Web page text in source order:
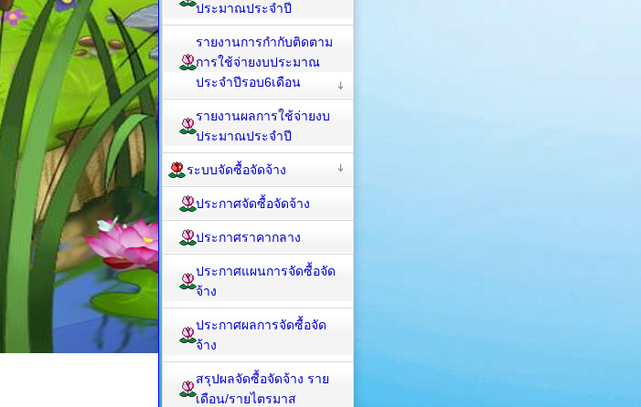
ประมาณประจำปี
รายงานการกำกับติดตาม
การใช้จ่ายงบประมาณ
ประจำปีรอบ6เดือน
รายงานผลการใช้จ่ายงบ
ประมาณประจำปี
ระบบจัดซื้อจัดจ้าง
ประกาศจัดซื้อจัดจ้าง
ประกาศราคากลาง
ประกาศแผนการจัดซื้อจัด
จ้าง
ประกาศผลการจัดซื้อจัด
จ้าง
สรุปผลจัดซื้อจัดจ้าง ราย
เดือน/รายไตรมาส